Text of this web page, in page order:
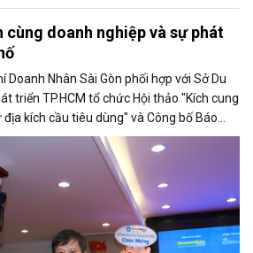
cùng doanh nghiệp và sự phát
Doanh Nhân Sài Gòn phối hợp với Sở Du
triển TP.HCM tổ chức Hội thảo "Kích cung
kích cầu tiêu dùng" và Công bố Báo
nghiệp TP.HCM năm 2025. Trân
của ông Trần Trọng Dũng - Phó Chủ tịch
Hội thảo.